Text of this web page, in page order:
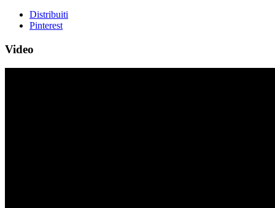
Distribuiti
Pinterest
Video